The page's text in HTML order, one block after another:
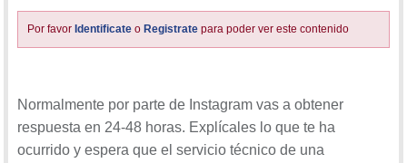
Por favor Identificate o Registrate para poder ver este contenido
Normalmente por parte de Instagram vas a obtener
respuesta en 24-48 horas. Explícales lo que te ha
ocurrido y espera que el servicio técnico de una